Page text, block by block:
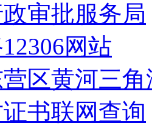
审批服务局
网站
区黄河三
书联网查询